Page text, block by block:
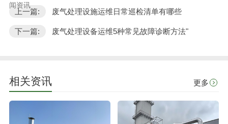
闻资讯
上一篇: 废气处理设施运维日常巡检清单有哪些
下一篇: 废气处理设备运维5种常见故障诊断方法"
相关资讯 更多